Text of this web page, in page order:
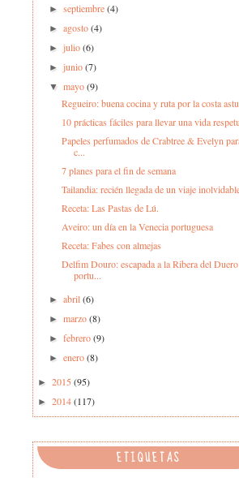
►septiembre(4)
►agosto(4)
►julio(6)
►junio(7)
▼mayo(9)
Regueiro: buena cocina y ruta por la costa
10 prácticas fáciles para llevar una vida
Papeles perfumados de Crabtree & Evelyn
c...
7 planes para el fin de semana
Tailandia: recién llegada de un viaje
Receta: Las Pastas de Lú.
Aveiro: un día en la Venecia portuguesa
Receta: Fabes con almejas
Delfim Douro: escapada a la Ribera del Duero
portu...
►abril(6)
►marzo(8)
►febrero(9)
►enero(8)
► 2015 (95)
► 2014(117)
ETIQUETAS